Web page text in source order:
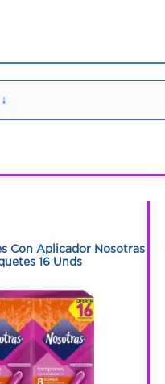
↓
Con Aplicador Nosotras 2
16 Unds